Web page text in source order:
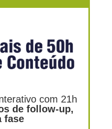
com 21h
de follow-up,
fase